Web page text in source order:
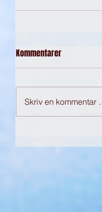
Kommentarer
Skriv en kommentar